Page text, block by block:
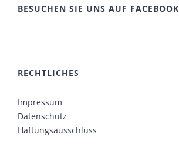
BESUCHEN SIE UNS AUF FACEBOOK
RECHTLICHES
Impressum
Datenschutz
Haftungsausschluss